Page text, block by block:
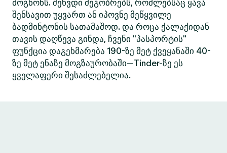
მოგწონს. შეხვდი მეგობრებს, რომლებსაც ყავა
შენსავით უყვართ ან იპოვნე მეწყვილე
ბადმინტონის სათამაშოდ. და როცა ქალაქიდან
თავის დაღწევა გინდა, ჩვენი "პასპორტის"
ფუნქცია დაგეხმარება 190-ზე მეტ ქვეყანაში 40-
ზე მეტ ენაზე მოგზაურობაში—Tinder-ზე ეს
ყველაფერი შესაძლებელია.